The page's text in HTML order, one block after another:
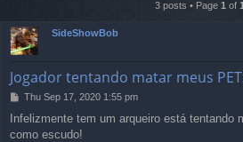
3 posts • Page 1 of 1
SideShowBob
Jogador tentando matar meus
P
s
t
Thu Sep 17, 2020 1:55 pm
Infelizmente tem um arqueiro está tentando
como escudo!